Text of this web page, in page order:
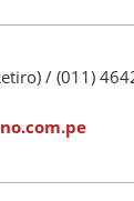
/ (011)